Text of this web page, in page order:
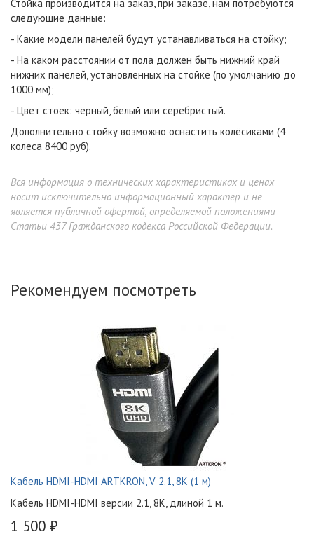
Стойка производится на заказ, при заказе, нам потребуются
следующие данные:
- Какие модели панелей будут устанавливаться на стойку;
- На каком расстоянии от пола должен быть нижний край
нижних панелей, установленных на стойке (по умолчанию до
1000 мм);
- Цвет стоек: чёрный, белый или серебристый.
Дополнительно стойку возможно оснастить колёсиками (4
колеса 8400 руб).
Вся информация о технических характеристиках и ценах
носит исключительно информационный характер и не
является публичной офертой, определяемой положениями
Статьи 437 Гражданского кодекса Российской Федерации.
Рекомендуем посмотреть
Кабель HDMI-HDMI ARTKRON, V 2.1, 8K (1 м)
Кабель HDMI-HDMI версии 2.1, 8K, длиной 1 м.
1 500 ₽